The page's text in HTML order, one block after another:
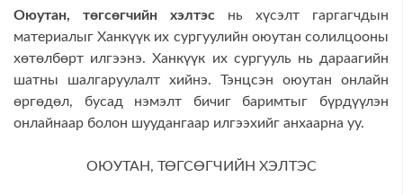
Оюутан, төгсөгчийн хэлтэс нь хүсэлт гаргагчдын
материалыг Ханкүүк их сургуулийн оюутан солилцооны
хөтөлбөрт илгээнэ. Ханкүүк их сургууль нь дараагийн
шатны шалгаруулалт хийнэ. Тэнцсэн оюутан онлайн
өргөдөл, бусад нэмэлт бичиг баримтыг бүрдүүлэн
онлайнаар болон шуудангаар илгээхийг анхаарна уу.
ОЮУТАН, ТӨГСӨГЧИЙН ХЭЛТЭС